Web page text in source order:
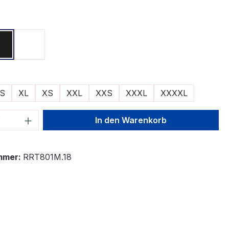
S XL XS XXL XXS XXXL XXXXL
Anzahl: Gib den gewünschten Wert
In den Warenkorb
RRT801M.18